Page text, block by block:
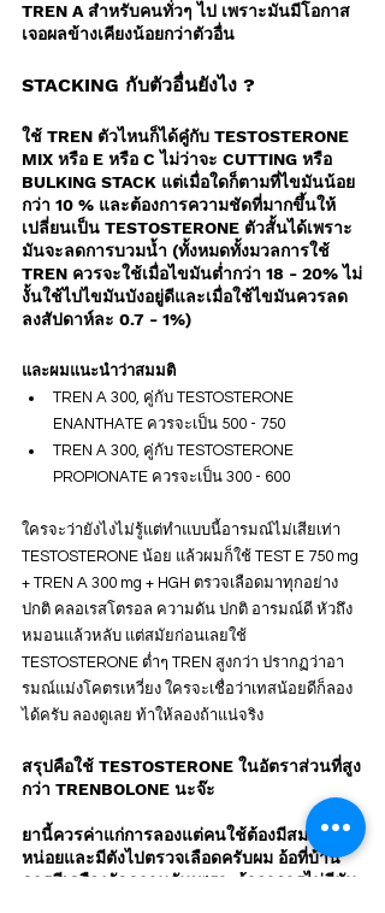
TREN A สำหรับคนทั่วๆ ไป เพราะมันมีโอกาส
เจอผลข้างเคียงน้อยกว่าตัวอื่น
STACKING กับตัวอื่นยังไง ?
ใช้ TREN ตัวไหนก็ได้คู๋กับ TESTOSTERONE
MIX หรือ E หรือ C ไม่ว่าจะ CUTTING หรือ
BULKING STACK แต่เมื่อใดก็ตามที่ไขมันน้อย
กว่า 10 % และต้องการความชัดที่มากขึ้นให้
เปลี่ยนเป็น TESTOSTERONE ตัวสั้นได้เพราะ
มันจะลดการบวมน้ำ (ทั้งหมดทั้งมวลการใช้
TREN ควรจะใช้เมื่อไขมันต่ำกว่า 18 - 20% ไม่
งั้นใช้ไปไขมันบังอยู่ดีและเมื่อใช้ไขมันควรลด
ลงสัปดาห์ละ 0.7 - 1%)
และผมแนะนำว่าสมมติ
TREN A 300, คู่กับ TESTOSTERONE
ENANTHATE ควรจะเป็น 500 - 750
TREN A 300, คู่กับ TESTOSTERONE
PROPIONATE ควรจะเป็น 300 - 600
ใครจะว่ายังไงไม่รู้แต่ทำแบบนี้อารมณ์ไม่เสียเท่า
TESTOSTERONE น้อย แล้วผมก็ใช้ TEST E 750 mg
+ TREN A 300 mg + HGH ตรวจเลือดมาทุกอย่าง
ปกติ คลอเรสโตรอล ความดัน ปกติ อารมณ์ดี หัวถึง
หมอนแล้วหลับ แต่สมัยก่อนเลยใช้
TESTOSTERONE ต่ำๆ TREN สูงกว่า ปรากฏว่าอา
รมณ์แม่งโคตรเหวี่ยง ใครจะเชื่อว่าเทสน้อยดีก็ลอง
ได้ครับ ลองดูเลย ท้าให้ลองถ้าแน่จริง
สรุปคือใช้ TESTOSTERONE ในอัตราส่วนที่สูง
กว่า TRENBOLONE นะจ๊ะ
ยานี้ควรค่าแก่การลองแต่คนใช้ต้องมีสมอง
หน่อยและมีตังไปตรวจเลือดครับผม อ้อที่บ้าน
ควรมีเครืองวัดความดันเพราะถ้าอาการไม่ดีมัน